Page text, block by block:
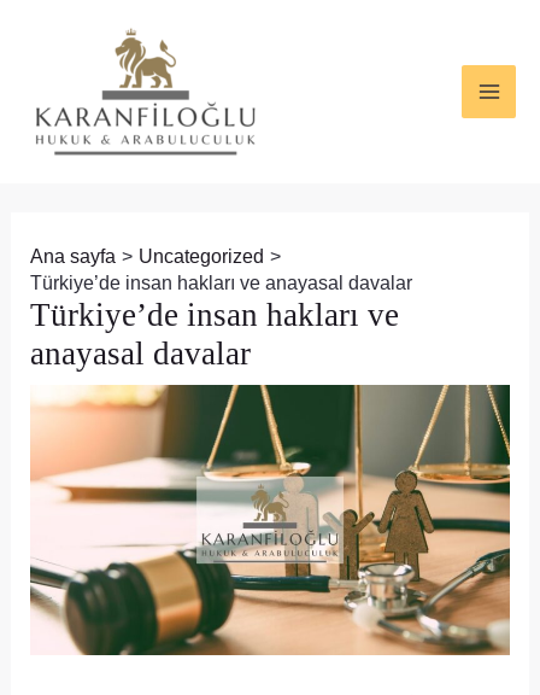
Ana sayfa
Uncategorized
Türkiye’de insan hakları ve anayasal davalar
Türkiye’de insan hakları ve
anayasal davalar